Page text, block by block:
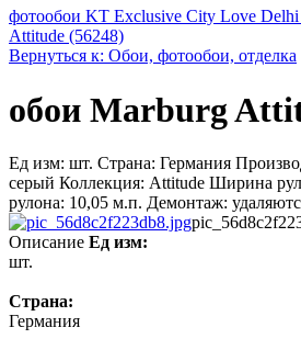
фотообои KT Exclusive City Love
Attitude (56248)
Вернуться к: Обои, фотообои, отделка
обои Marburg
Ед изм: шт. Страна: Германия
серый Коллекция: Attitude Ширина
рулона: 10,05 м.п. Демонтаж:
Описание Ед изм:
шт.
Страна:
Германия